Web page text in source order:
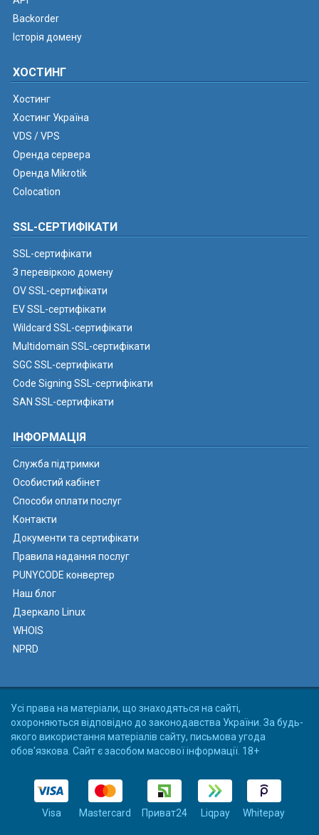
Backorder
Історія домену
ХОСТИНГ
Хостинг
Хостинг Україна
VDS / VPS
Оренда сервера
Оренда Mikrotik
Colocation
SSL-СЕРТИФІКАТИ
SSL-сертифікати
З перевіркою домену
OV SSL-сертифікати
EV SSL-сертифікати
Wildcard SSL-сертифікати
Multidomain SSL-сертифікати
SGC SSL-сертифікати
Code Signing SSL-сертифікати
SAN SSL-сертифікати
ІНФОРМАЦІЯ
Служба підтримки
Особистий кабінет
Способи оплати послуг
Контакти
Документи та сертифікати
Правила надання послуг
PUNYCODE конвертер
Наш блог
Дзеркало Linux
WHOIS
NPRD
Усі права на матеріали, що знаходяться на сайті,
охороняються відповідно до законодавства України. За будь-
якого використання матеріалів сайту, письмова угода
обов'язкова. Сайт є засобом масової інформації. 18+
Visa Mastercard Приват24 Liqpay Whitepay